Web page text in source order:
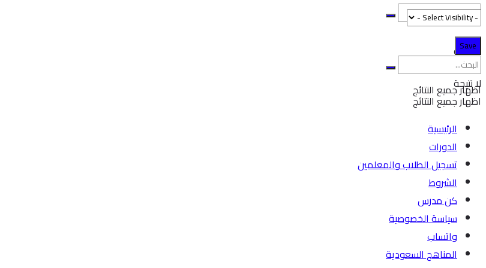
لا نتيجة
اظهار جميع النتائج
لا نتيجة
اظهار جميع النتائج
الرئيسية
الدورات
تسجيل الطلاب والمعلمين
الشروط
كن مدرس
سياسة الخصوصية
واتساب
المناهج السعودية